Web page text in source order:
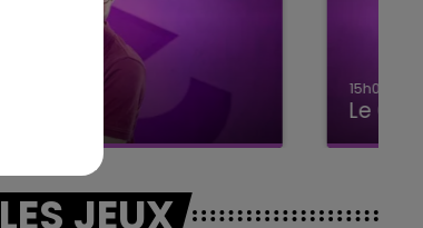
Le Club Champagne FM
LES JEUX